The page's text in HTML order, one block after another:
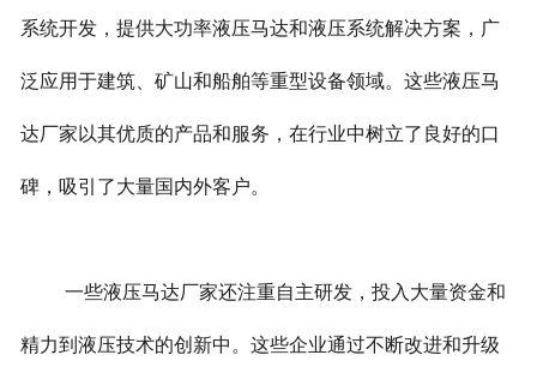
系统开发，提供大功率液压马达和液压系统解决方案，广
泛应用于建筑、矿山和船舶等重型设备领域。这些液压马
达厂家以其优质的产品和服务，在行业中树立了良好的口
碑，吸引了大量国内外客户。
一些液压马达厂家还注重自主研发，投入大量资金和
精力到液压技术的创新中。这些企业通过不断改进和升级